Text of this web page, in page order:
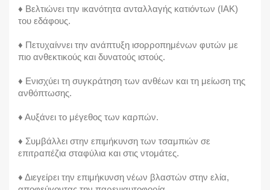
♦ Βελτιώνει την ικανότητα ανταλλαγής κατιόντων (ΙΑΚ)
του εδάφους.
♦ Πετυχαίννει την ανάπτυξη ισορροπημένων φυτών με
πιο ανθεκτικούς και δυνατούς ιστούς.
♦ Ενισχύει τη συγκράτηση των ανθέων και τη μείωση της
ανθόπτωσης.
♦ Αυξάνει το μέγεθος των καρπών.
♦ Συμβάλλει στην επιμήκυνση των τσαμπιών σε
επιτραπέζια σταφύλια και στις ντομάτες.
♦ Διεγείρει την επιμήκυνση νέων βλαστών στην ελία,